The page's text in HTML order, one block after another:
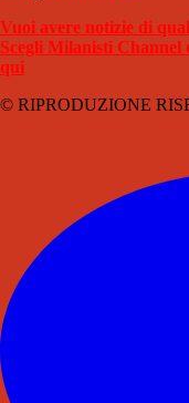
Vuoi avere notizie di
Scegli Milanisti Channel
qui
© RIPRODUZIONE